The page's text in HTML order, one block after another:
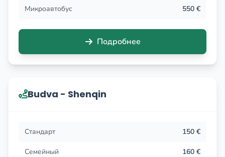
Микроавтобус 550 €
Подробнее
Budva - Shenqin
Стандарт 150 €
Семейный 160 €